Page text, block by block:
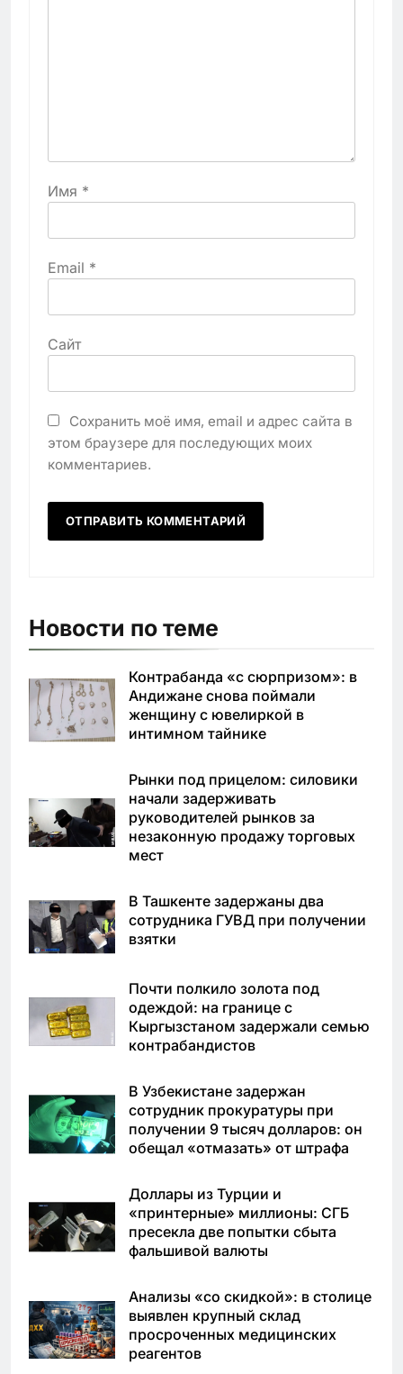
Имя *
Email *
Сайт
Сохранить моё имя, email и адрес сайта в
этом браузере для последующих моих
комментариев.
Новости по теме
Контрабанда «с сюрпризом»: в
Андижане снова поймали
женщину с ювелиркой в
интимном тайнике
Рынки под прицелом: силовики
начали задерживать
руководителей рынков за
незаконную продажу торговых
мест
В Ташкенте задержаны два
сотрудника ГУВД при получении
взятки
Почти полкило золота под
одеждой: на границе с
Кыргызстаном задержали семью
контрабандистов
В Узбекистане задержан
сотрудник прокуратуры при
получении 9 тысяч долларов: он
обещал «отмазать» от штрафа
Доллары из Турции и
«принтерные» миллионы: СГБ
пресекла две попытки сбыта
фальшивой валюты
Анализы «со скидкой»: в столице
выявлен крупный склад
просроченных медицинских
реагентов